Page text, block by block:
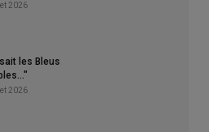
2026
les Bleus
2026